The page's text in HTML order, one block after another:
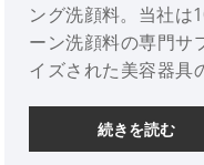
ング洗顔料。当社は
ーン洗顔料の専門サ
イズされた美容器具
場。ご協力をよろし
続きを読む